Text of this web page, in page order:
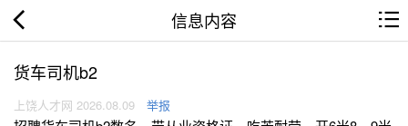
信息内容
货车司机b2
上饶人才网 2026.08.09 举报